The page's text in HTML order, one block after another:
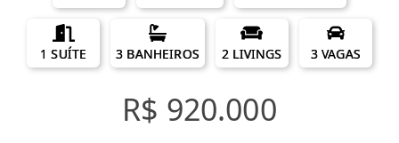
1 SUÍTE 3 BANHEIROS 2 LIVINGS 3 VAGAS
R$ 920.000